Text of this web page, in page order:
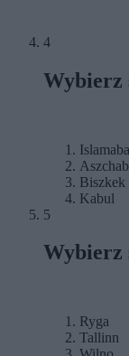
4
Wybierz
Biszkek
Kabul
5
Wybierz
Ryga
Tallinn